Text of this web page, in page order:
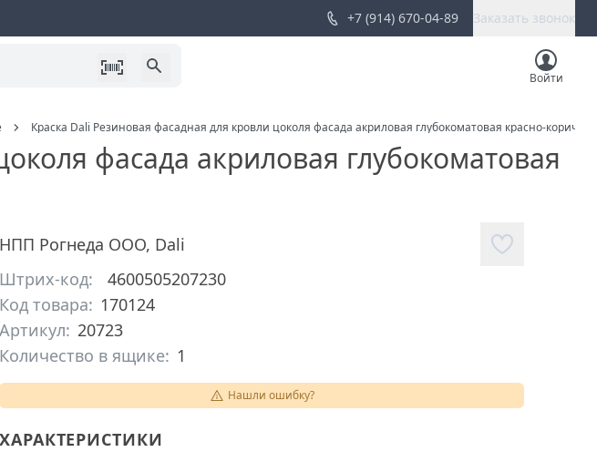
+7 (914) 670-04-89 Заказать звонок
Войти
Краска Dali Резиновая фасадная для кровли цоколя фасада акриловая глубокоматовая красно-
фасада акриловая глубокоматовая
НПП Рогнеда ООО, Dali
Штрих-код:
4600505207230
Код товара: 170124
Артикул: 20723
Количество в ящике: 1
Нашли ошибку?
ХАРАКТЕРИСТИКИ